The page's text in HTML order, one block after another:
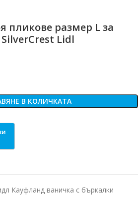
пликове размер L за
Lidl
В КОЛИЧКАТА
Кауфланд ваничка с бъркалки